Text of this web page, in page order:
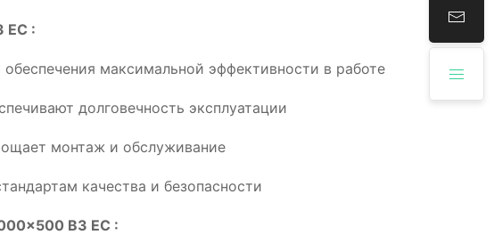
EC :
обеспечения максимальной эффективности в работе
долговечность эксплуатации
монтаж и обслуживание
качества и безопасности
B3 EC :